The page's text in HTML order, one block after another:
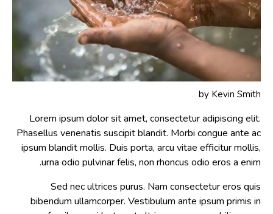
by Kevin Smith
Lorem ipsum dolor sit amet, consectetur adipiscing elit.
Phasellus venenatis suscipit blandit. Morbi congue ante ac
ipsum blandit mollis. Duis porta, arcu vitae efficitur mollis,
urna odio pulvinar felis, non rhoncus odio eros a enim.
Sed nec ultrices purus. Nam consectetur eros quis
bibendum ullamcorper. Vestibulum ante ipsum primis in